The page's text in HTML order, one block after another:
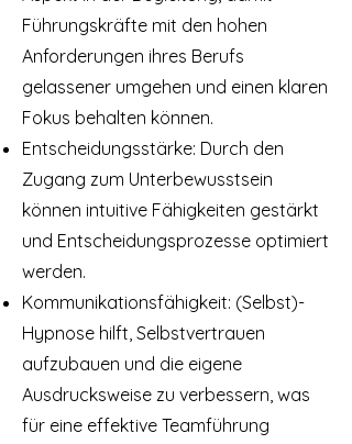
Führungskräfte mit den hohen
Anforderungen ihres Berufs
gelassener umgehen und einen klaren
Fokus behalten können.
Entscheidungsstärke: Durch den
Zugang zum Unterbewusstsein
können intuitive Fähigkeiten gestärkt
und Entscheidungsprozesse optimiert
werden.
Kommunikationsfähigkeit: (Selbst)-
Hypnose hilft, Selbstvertrauen
aufzubauen und die eigene
Ausdrucksweise zu verbessern, was
für eine effektive Teamführung